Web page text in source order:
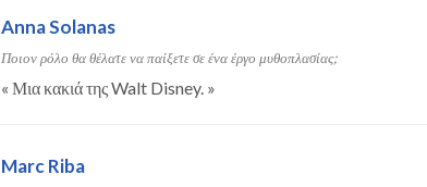
Anna Solanas
Ποιον ρόλο θα θέλατε να παίξετε σε ένα έργο μυθοπλασίας;
« Μια κακιά της Walt Disney. »
Marc Riba